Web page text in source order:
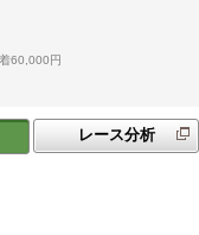
60,000円
レース分析